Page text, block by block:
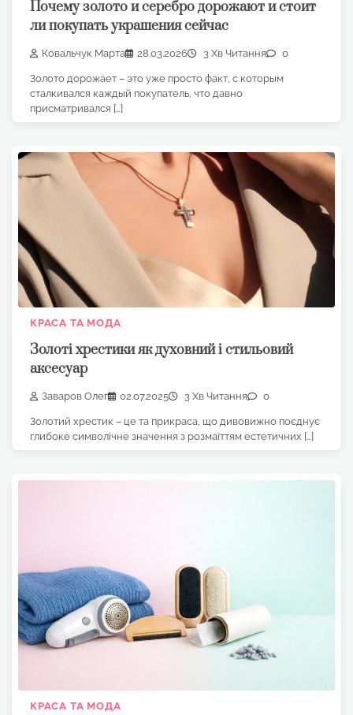
Почему золото и серебро дорожают и стоит
ли покупать украшения сейчас
Ковальчук Марта 28.03.2026 3 Хв Читання 0
Золото дорожает – это уже просто факт, с которым
сталкивался каждый покупатель, что давно
присматривался […]
КРАСА ТА МОДА
Золоті хрестики як духовний і стильовий
аксесуар
Заваров Олег 02.07.2025 3 Хв Читання 0
Золотий хрестик – це та прикраса, що дивовижно поєднує
глибоке символічне значення з розмаїттям естетичних […]
КРАСА ТА МОДА